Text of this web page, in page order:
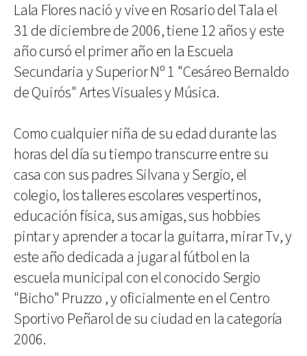
Lala Flores nació y vive en Rosario del Tala el
31 de diciembre de 2006, tiene 12 años y este
año cursó el primer año en la Escuela
Secundaria y Superior Nº 1 "Cesáreo Bernaldo
de Quirós" Artes Visuales y Música.
Como cualquier niña de su edad durante las
horas del día su tiempo transcurre entre su
casa con sus padres Silvana y Sergio, el
colegio, los talleres escolares vespertinos,
educación física, sus amigas, sus hobbies
pintar y aprender a tocar la guitarra, mirar Tv, y
este año dedicada a jugar al fútbol en la
escuela municipal con el conocido Sergio
"Bicho" Pruzzo , y oficialmente en el Centro
Sportivo Peñarol de su ciudad en la categoría
2006.